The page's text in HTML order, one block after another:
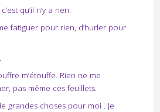
qu’il n’y a rien.
fatiguer pour rien, d’hurler pour
m’étouffe. Rien ne me
pas même ces feuillets.
grandes choses pour moi . Je